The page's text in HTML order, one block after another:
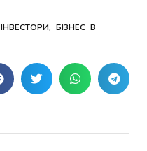
ІНВЕСТОРИ
БІЗНЕС В